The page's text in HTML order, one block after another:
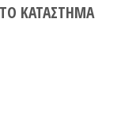
ΚΑΤΑΣΤΗΜΑ